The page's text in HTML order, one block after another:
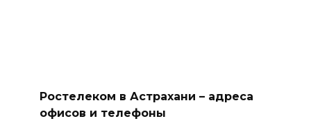
Ростелеком в Астрахани – адреса
офисов и телефоны